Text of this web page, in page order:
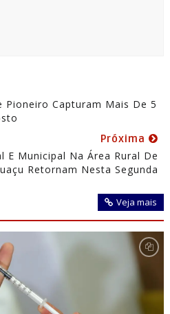
Pioneiro Capturam Mais De 5
Próxima
E Municipal Na Área Rural De
Retornam Nesta Segunda
Veja mais